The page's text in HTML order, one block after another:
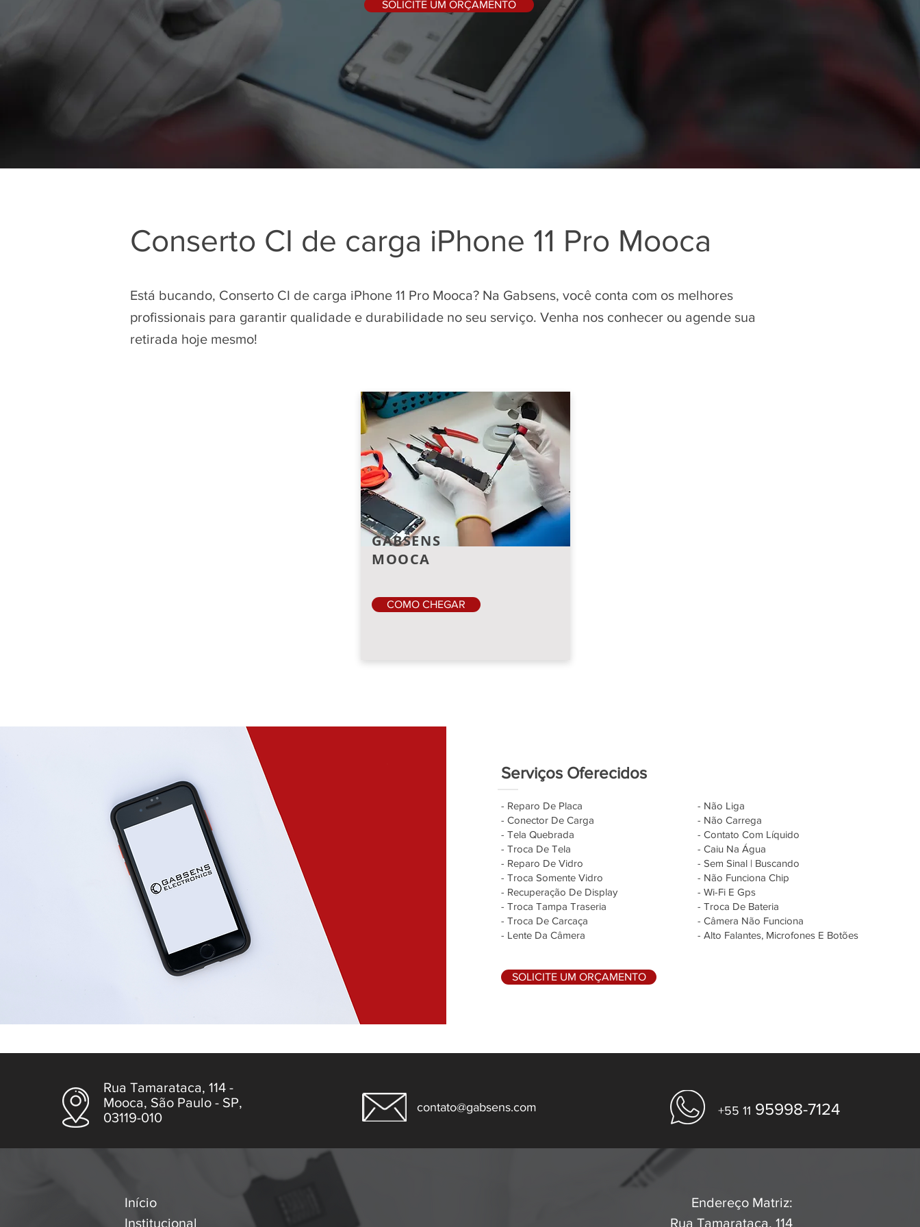
SOLICITE UM ORÇAMENTO
Conserto CI de carga iPhone 11 Pro Mooca
Está bucando, Conserto CI de carga iPhone 11 Pro Mooca? Na Gabsens, você conta com os melhores
profissionais para garantir qualidade e durabilidade no seu serviço. Venha nos conhecer ou agende sua
retirada hoje mesmo!
GABSENS
MOOCA
COMO CHEGAR
Serviços Oferecidos
- Reparo De Placa
- Conector De Carga
- Tela Quebrada
- Troca De Tela
- Reparo De Vidro
- Troca Somente Vidro
- Recuperação De Display
- Troca Tampa Traseria
- Troca De Carcaça
- Lente Da Câmera
- Não Liga
- Não Carrega
- Contato Com Líquido
- Caiu Na Água
- Sem Sinal | Buscando
- Não Funciona Chip
- Wi-Fi E Gps
- Troca De Bateria
- Câmera Não Funciona
- Alto Falantes, Microfones E Botões
SOLICITE UM ORÇAMENTO
Rua Tamarataca, 114 -
Mooca, São Paulo - SP,
03119-010
contato@gabsens.com +55 11 95998-7124
Início
Institucional
Endereço Matriz:
Rua Tamarataca, 114